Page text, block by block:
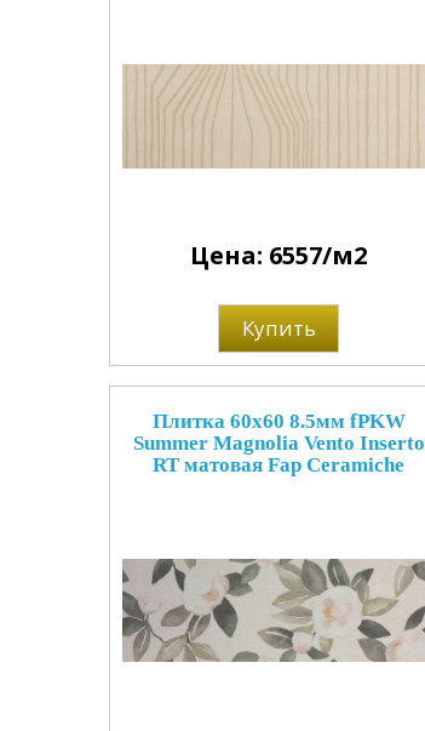
Цена: 6557/м2
Купить
Плитка 60x60 8.5мм fPKW
Summer Magnolia Vento Inserto
RT матовая Fap Ceramiche